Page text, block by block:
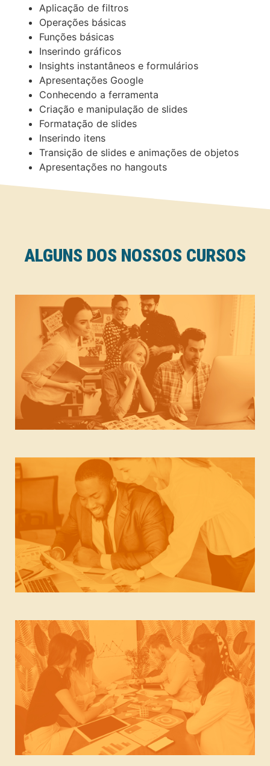
Aplicação de filtros
Operações básicas
Funções básicas
Inserindo gráficos
Insights instantâneos e formulários
Apresentações Google
Conhecendo a ferramenta
Criação e manipulação de slides
Formatação de slides
Inserindo itens
Transição de slides e animações de objetos
Apresentações no hangouts
ALGUNS DOS NOSSOS CURSOS